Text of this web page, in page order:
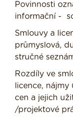
Povinnosti
informační -
Smlouvy a
průmyslová,
stručné
Rozdíly ve
licence, nájmy
cen a jejich
/projektové